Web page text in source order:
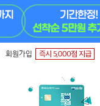
회원가입